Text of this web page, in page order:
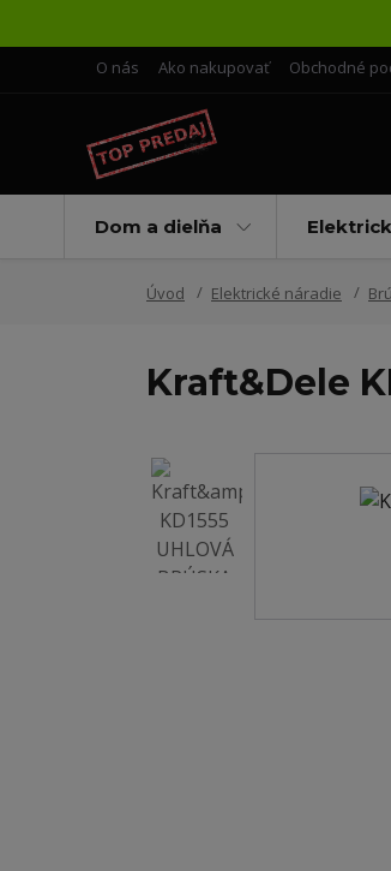
O nás Ako nakupovať Obchodné
Dom a dielňa
Úvod Elektrické náradie
Kraft&Dele